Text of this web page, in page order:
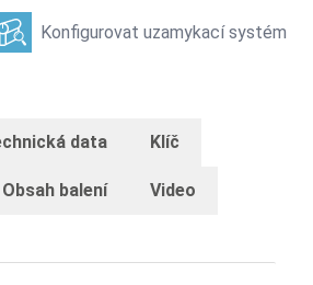
Konfigurovat uzamykací systém
data Klíč
Obsah balení Video